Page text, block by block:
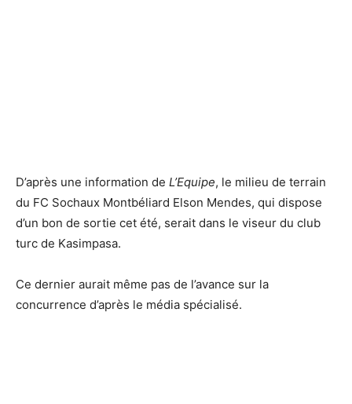
D’après une information de L’Equipe, le milieu de terrain
du FC Sochaux Montbéliard Elson Mendes, qui dispose
d’un bon de sortie cet été, serait dans le viseur du club
turc de Kasimpasa.
Ce dernier aurait même pas de l’avance sur la
concurrence d’après le média spécialisé.